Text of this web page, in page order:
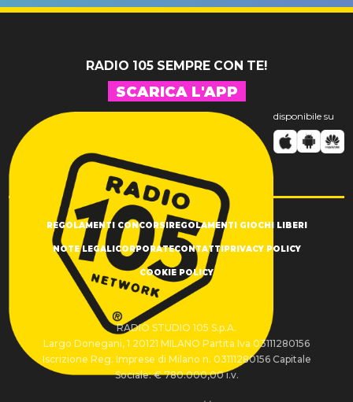
RADIO 105 SEMPRE CON TE!
SCARICA L'APP
disponibile su
REGOLAMENTI CONCORSIREGOLAMENTI GIOCHI LIBERI
NOTE LEGALICORPORATECONTATTIPRIVACY POLICY
COOKIE POLICY
RADIO STUDIO 105 S.p.A.
Largo Donegani, 1 20121 MILANO Partita Iva 03111280156
Iscrizione Reg. Imprese di Milano n. 03111280156 Capitale
Sociale: € 780.000,00 i.v.